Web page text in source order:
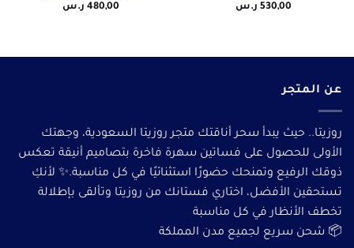
530,00 ر.س
480,00 ر.س
عن المتجر
روزيتا.. حيث يبدأ سحر أناقتك متجر روزيتا السعودية، وجهتك
الأولى للحصول على فساتين سهرة فاخرة بتصاميم أنيقة تعكس
ذوقك الرفيع وتمنحك حضورًا استثنائيًا في كل مناسبة.✨ لأنكِ
تستحقين الأفضل، اختاري فستانك من روزيتا وتألقى بإطلالة
تخطف الأنظار في كل مناسبة
📦 شحن سريع لجميع مدن المملكة